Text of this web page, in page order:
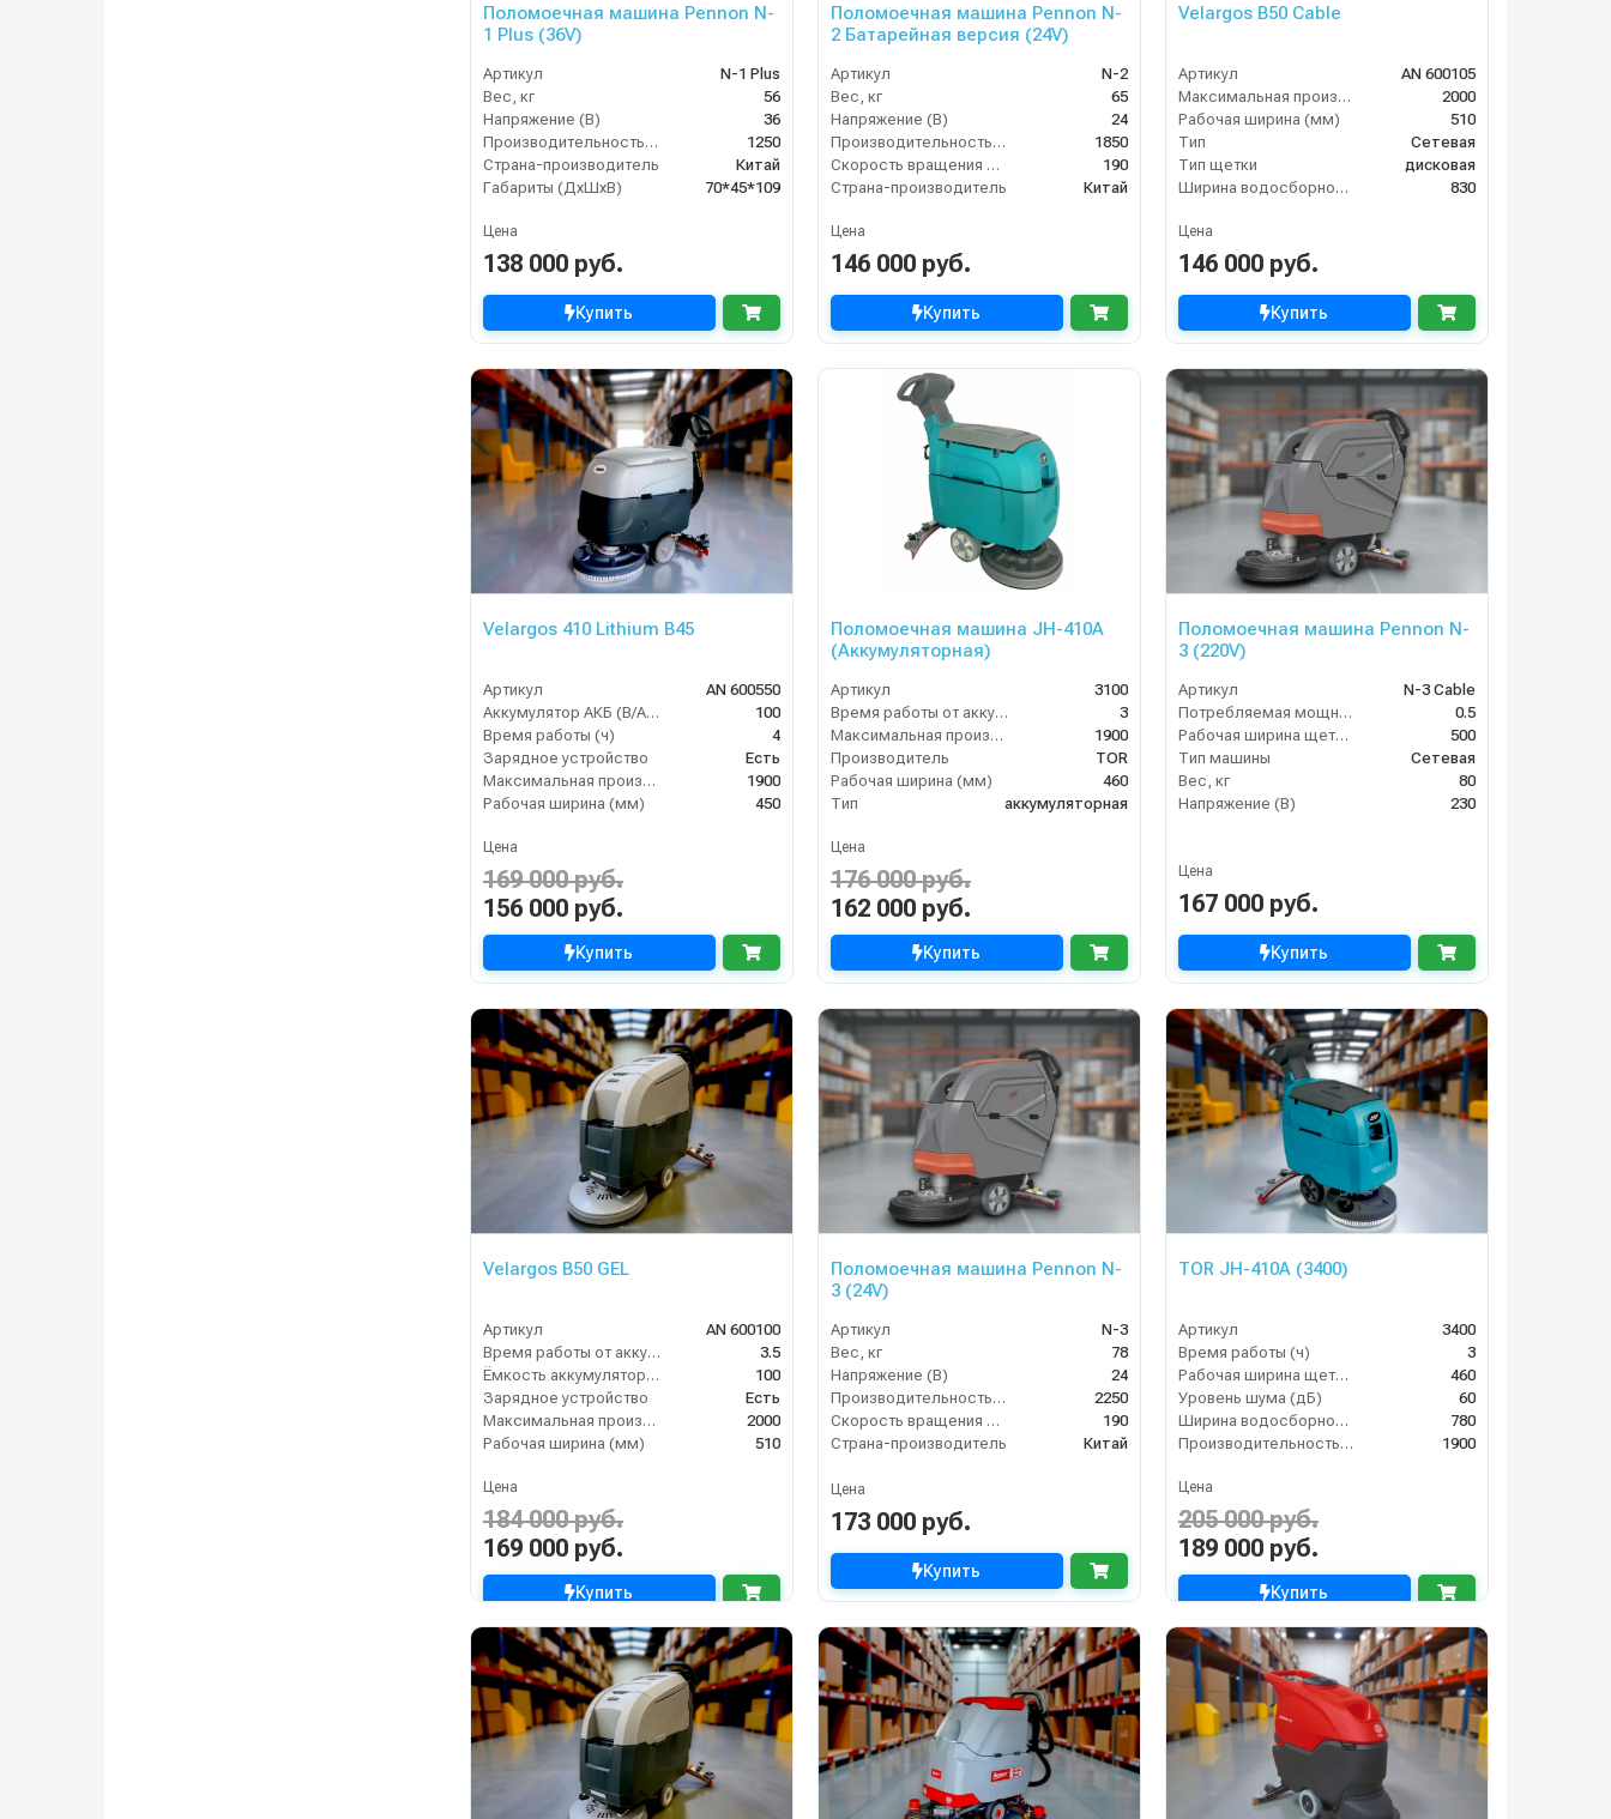
Поломоечная машина Pennon N-
1 Plus (36V)
Артикул
N-1 Plus
Вес, кг
56
Напряжение (В)
36
Производительность по площади (м2/ч)
1250
Страна-производитель
Китай
Габариты (ДхШхВ)
70*45*109
Цена
138 000 руб.
Купить
Поломоечная машина Pennon N-
2 Батарейная версия (24V)
Артикул
N-2
Вес, кг
65
Напряжение (В)
24
Производительность по площади (м2/ч)
1850
Скорость вращения щётки (об/мин)
190
Страна-производитель
Китай
Цена
146 000 руб.
Купить
Velargos B50 Cable
Артикул
AN 600105
Максимальная производительность (кв.м/час)
2000
Рабочая ширина (мм)
510
Тип
Сетевая
Тип щетки
дисковая
Ширина водосборной рейки
830
Цена
146 000 руб.
Купить
Velargos 410 Lithium B45
Артикул
AN 600550
Аккумулятор АКБ (В/А·ч)
100
Время работы (ч)
4
Зарядное устройство
Есть
Максимальная производительность (кв.м/час)
1900
Рабочая ширина (мм)
450
Цена
169 000 руб.
156 000 руб.
Купить
Поломоечная машина JH-410A
(Аккумуляторная)
Артикул
3100
Время работы от аккумуляторов (ч)
3
Максимальная производительность (кв.м/час)
1900
Производитель
TOR
Рабочая ширина (мм)
460
Тип
аккумуляторная
Цена
176 000 руб.
162 000 руб.
Купить
Поломоечная машина Pennon N-
3 (220V)
Артикул
N-3 Cable
Потребляемая мощность (кВт)
0.5
Рабочая ширина щеток (мм)
500
Тип машины
Сетевая
Вес, кг
80
Напряжение (В)
230
Цена
167 000 руб.
Купить
Velargos B50 GEL
Артикул
AN 600100
Время работы от аккумуляторов (ч)
3.5
Ёмкость аккумулятора (Ач)
100
Зарядное устройство
Есть
Максимальная производительность (кв.м/час)
2000
Рабочая ширина (мм)
510
Цена
184 000 руб.
169 000 руб.
Купить
Поломоечная машина Pennon N-
3 (24V)
Артикул
N-3
Вес, кг
78
Напряжение (В)
24
Производительность по площади (м2/ч)
2250
Скорость вращения щётки (об/мин)
190
Страна-производитель
Китай
Цена
173 000 руб.
Купить
TOR JH-410A (3400)
Артикул
3400
Время работы (ч)
3
Рабочая ширина щеток (мм)
460
Уровень шума (дБ)
60
Ширина водосборной рейки
780
Производительность по площади (м2/ч)
1900
Цена
205 000 руб.
189 000 руб.
Купить